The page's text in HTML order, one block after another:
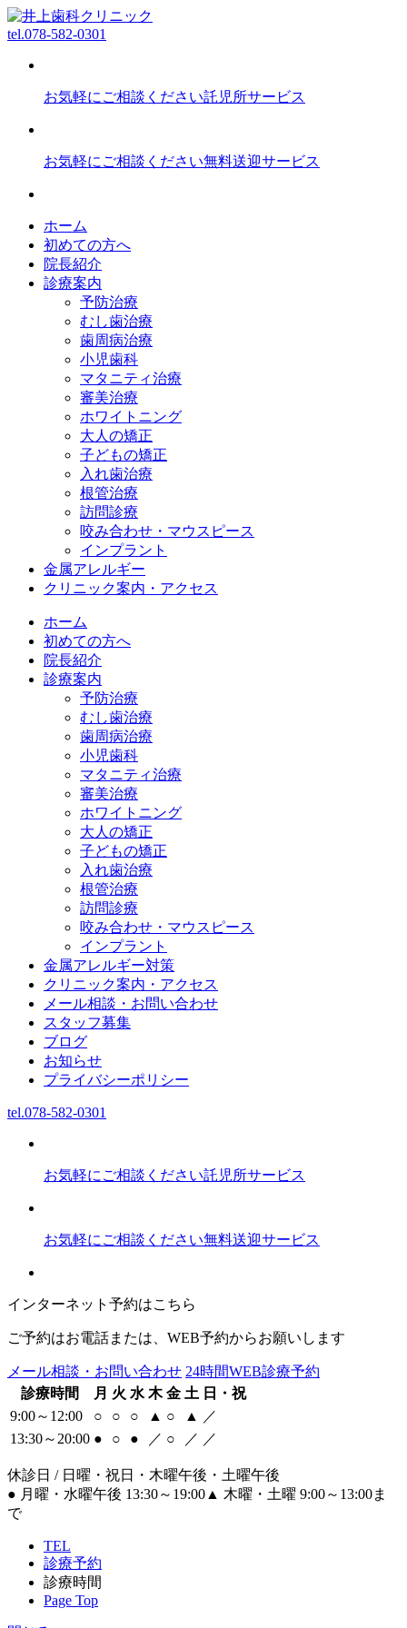
tel.078-582-0301
お気軽にご相談ください託児所サービス
お気軽にご相談ください無料送迎サービス
ホーム
初めての方へ
院長紹介
診療案内
予防治療
むし歯治療
歯周病治療
小児歯科
マタニティ治療
審美治療
ホワイトニング
大人の矯正
子どもの矯正
入れ歯治療
根管治療
訪問診療
咬み合わせ・マウスピース
インプラント
金属アレルギー
クリニック案内・アクセス
ホーム
初めての方へ
院長紹介
診療案内
予防治療
むし歯治療
歯周病治療
小児歯科
マタニティ治療
審美治療
ホワイトニング
大人の矯正
子どもの矯正
入れ歯治療
根管治療
訪問診療
咬み合わせ・マウスピース
インプラント
金属アレルギー対策
クリニック案内・アクセス
メール相談・お問い合わせ
スタッフ募集
ブログ
お知らせ
プライバシーポリシー
tel.078-582-0301
お気軽にご相談ください託児所サービス
お気軽にご相談ください無料送迎サービス
インターネット予約はこちら
ご予約はお電話または、WEB予約からお願いします
メール相談・お問い合わせ 24時間WEB診療予約
診療時間
月 火 水 木 金 土 日・祝
9:00～12:00
○ ○ ○ ▲ ○ ▲
／
13:30～20:00 ● ○ ● ／ ○ ／ ／
休診日 / 日曜・祝日・木曜午後・土曜午後
● 月曜・水曜午後 13:30～19:00 ▲ 木曜・土曜 9:00～13:00ま
で
TEL
診療予約
診療時間
Page Top